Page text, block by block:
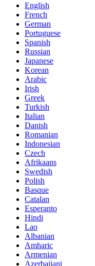
English
French
German
Portuguese
Spanish
Russian
Japanese
Korean
Arabic
Irish
Greek
Turkish
Italian
Danish
Romanian
Indonesian
Czech
Afrikaans
Swedish
Polish
Basque
Catalan
Esperanto
Hindi
Lao
Albanian
Amharic
Armenian
Azerbaijani